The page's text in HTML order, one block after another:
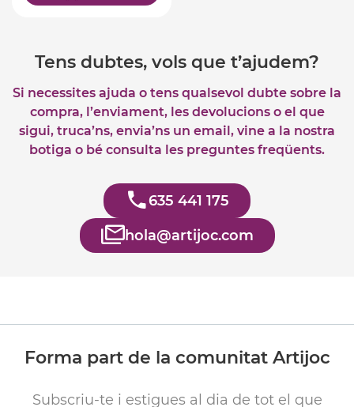
Tens dubtes, vols que t’ajudem?
Si necessites ajuda o tens qualsevol dubte sobre la
compra, l’enviament, les devolucions o el que
sigui, truca’ns, envia’ns un email, vine a la nostra
botiga o bé consulta les preguntes freqüents.
635 441 175
hola@artijoc.com
Forma part de la comunitat Artijoc
Subscriu-te i estigues al dia de tot el que